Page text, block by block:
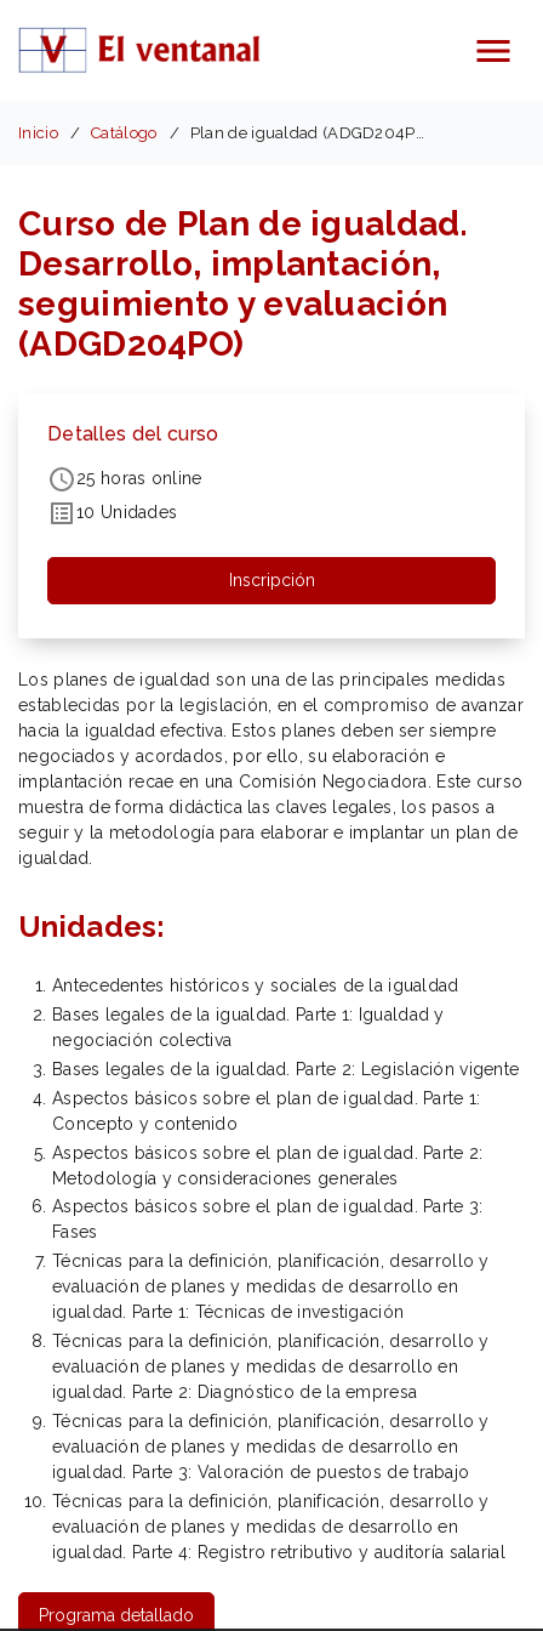
Menú
Inicio Catálogo Plan de igualdad (ADGD204PO)
Curso de Plan de igualdad.
Desarrollo, implantación,
seguimiento y evaluación
(ADGD204PO)
Detalles del curso
25 horas online
10 Unidades
Inscripción
Los planes de igualdad son una de las principales medidas
establecidas por la legislación, en el compromiso de avanzar
hacia la igualdad efectiva. Estos planes deben ser siempre
negociados y acordados, por ello, su elaboración e
implantación recae en una Comisión Negociadora. Este curso
muestra de forma didáctica las claves legales, los pasos a
seguir y la metodología para elaborar e implantar un plan de
igualdad.
Unidades:
Antecedentes históricos y sociales de la igualdad
Bases legales de la igualdad. Parte 1: Igualdad y
negociación colectiva
Bases legales de la igualdad. Parte 2: Legislación vigente
Aspectos básicos sobre el plan de igualdad. Parte 1:
Concepto y contenido
Aspectos básicos sobre el plan de igualdad. Parte 2:
Metodología y consideraciones generales
Aspectos básicos sobre el plan de igualdad. Parte 3:
Fases
Técnicas para la definición, planificación, desarrollo y
evaluación de planes y medidas de desarrollo en
igualdad. Parte 1: Técnicas de investigación
Técnicas para la definición, planificación, desarrollo y
evaluación de planes y medidas de desarrollo en
igualdad. Parte 2: Diagnóstico de la empresa
Técnicas para la definición, planificación, desarrollo y
evaluación de planes y medidas de desarrollo en
igualdad. Parte 3: Valoración de puestos de trabajo
Técnicas para la definición, planificación, desarrollo y
evaluación de planes y medidas de desarrollo en
igualdad. Parte 4: Registro retributivo y auditoría salarial
Programa detallado